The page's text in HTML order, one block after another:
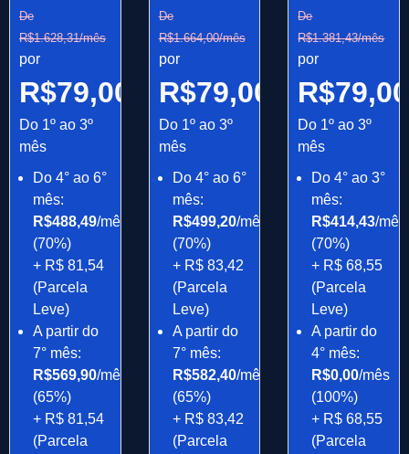
De
R$1.628,31/mês
por
R$79,00/mês
Do 1º ao 3º
mês
Do 4° ao 6°
mês:
R$488,49/mês
(70%)
+ R$ 81,54
(Parcela
Leve)
A partir do
7° mês:
R$569,90/mês
(65%)
+ R$ 81,54
(Parcela
De
R$1.664,00/mês
por
R$79,00/mês
Do 1º ao 3º
mês
Do 4° ao 6°
mês:
R$499,20/mês
(70%)
+ R$ 83,42
(Parcela
Leve)
A partir do
7° mês:
R$582,40/mês
(65%)
+ R$ 83,42
(Parcela
De
R$1.381,43/mês
por
Do 1º ao 3º
mês
Do 4° ao 3°
mês:
R$414,43/mês
(70%)
+ R$ 68,55
(Parcela
Leve)
A partir do
4° mês:
R$0,00/mês
(100%)
+ R$ 68,55
(Parcela